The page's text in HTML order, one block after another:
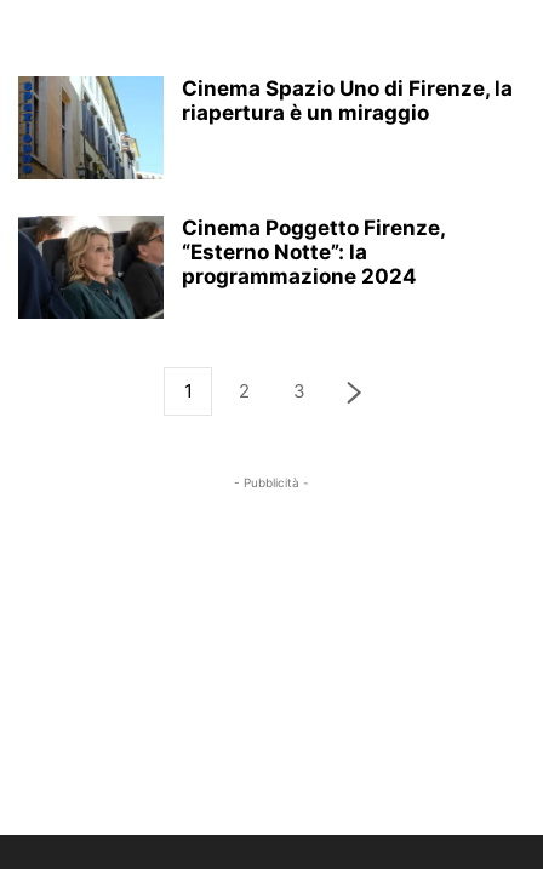
Cinema Spazio Uno di Firenze, la
riapertura è un miraggio
Cinema Poggetto Firenze,
“Esterno Notte”: la
programmazione 2024
1 2 3
- Pubblicità -